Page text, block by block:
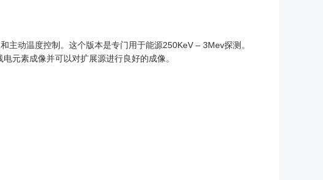
动温度控制。这个版本是专门用于能源250KeV – 3Mev探测。
元素成像并可以对扩展源进行良好的成像。